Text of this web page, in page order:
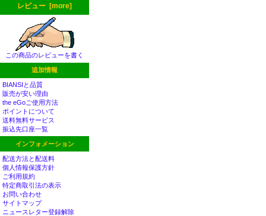
レビュー [more]
この商品のレビューを書く
追加情報
BIANSIと品質
販売が安い理由
the eGoご使用方法
ポイントについて
送料無料サービス
振込先口座一覧
インフォメーション
配送方法と配送料
個人情報保護方針
ご利用規約
特定商取引法の表示
お問い合わせ
サイトマップ
ニュースレター登録解除